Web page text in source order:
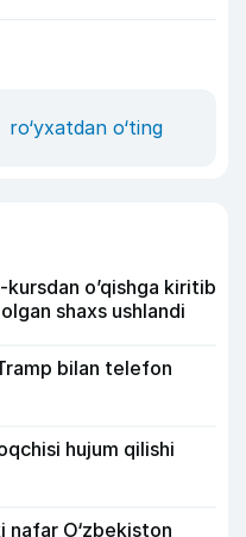
ro‘yxatdan o‘ting
o’qishga kiritib
shaxs ushlandi
bilan telefon
hujum qilishi
nafar O‘zbekiston